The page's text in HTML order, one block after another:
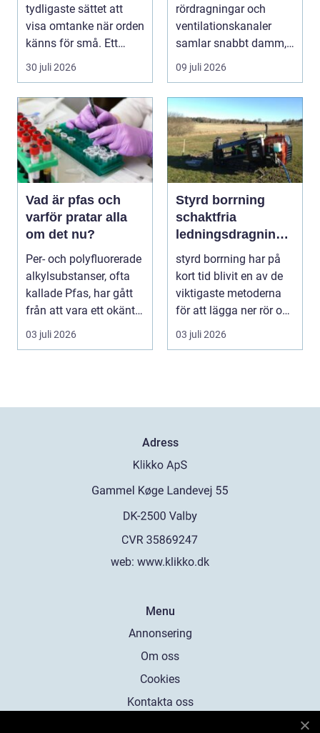
tydligaste sättet att
visa omtanke när orden
känns för små. Ett
genomtänkt bloms...
30 juli 2026
rördragningar och
ventilationskanaler
samlar snabbt damm,
smuts och partiklar. I
09 juli 2026
Vad är pfas och
varför pratar alla
om det nu?
Per- och polyfluorerade
alkylsubstanser, ofta
kallade Pfas, har gått
från att vara ett okänt
kemiskt...
03 juli 2026
Styrd borrning
schaktfria
ledningsdragninga
r med hög
precision
styrd borrning har på
kort tid blivit en av de
viktigaste metoderna
för att lägga ner rör och
kablar...
03 juli 2026
Adress
web: www.klikko.dk
Menu
Annonsering
Om oss
Cookies
Kontakta oss